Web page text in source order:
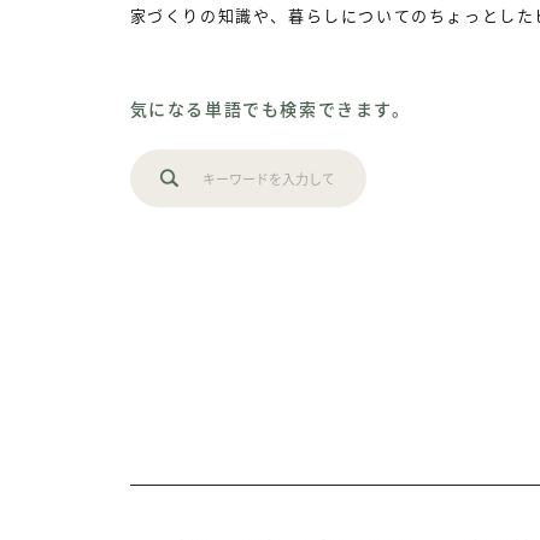
家づくりの知識や、暮らしについてのちょっとした
気になる単語でも検索できます。